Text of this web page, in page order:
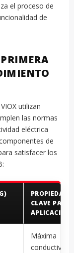
el proceso de
de
utilizan
las normas
eléctrica
de
satisfacer los
CLAVE PARA
Máxima